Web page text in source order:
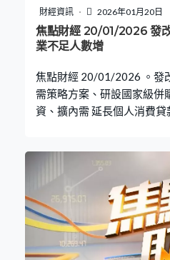
財經資訊 2026年01月20日
焦點財經 20/01/2026 發改委、財政部力促擴內需 港就
業不足人數增
焦點財經 20/01/2026 。發
需策略方案、研設國家級併
資、擴內需 延長個人消費